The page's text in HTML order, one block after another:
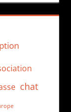
chat